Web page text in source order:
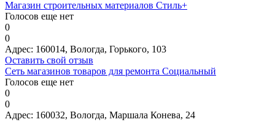
Магазин строительных материалов Стиль+
Голосов еще нет
0
0
Адрес: 160014, Вологда, Горького, 103
Оставить свой отзыв
Сеть магазинов товаров для ремонта Социальный
Голосов еще нет
0
0
Адрес: 160032, Вологда, Маршала Конева, 24